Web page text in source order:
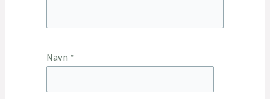
Navn *